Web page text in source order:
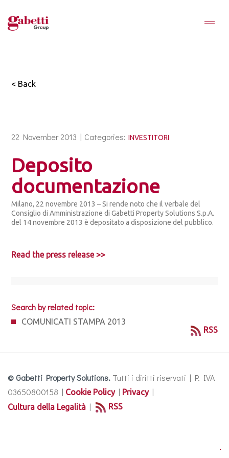
< Back
22 November 2013 | Categories: INVESTITORI
Deposito
documentazione
Milano, 22 novembre 2013 – Si rende noto che il verbale del
Consiglio di Amministrazione di Gabetti Property Solutions S.p.A.
del 14 novembre 2013 è depositato a disposizione del pubblico.
Read the press release >>
Search by related topic:
COMUNICATI STAMPA 2013
RSS
© Gabetti Property Solutions. Tutti i diritti riservati | P. IVA
03650800158 | Cookie Policy| Privacy|
Cultura della Legalità | RSS